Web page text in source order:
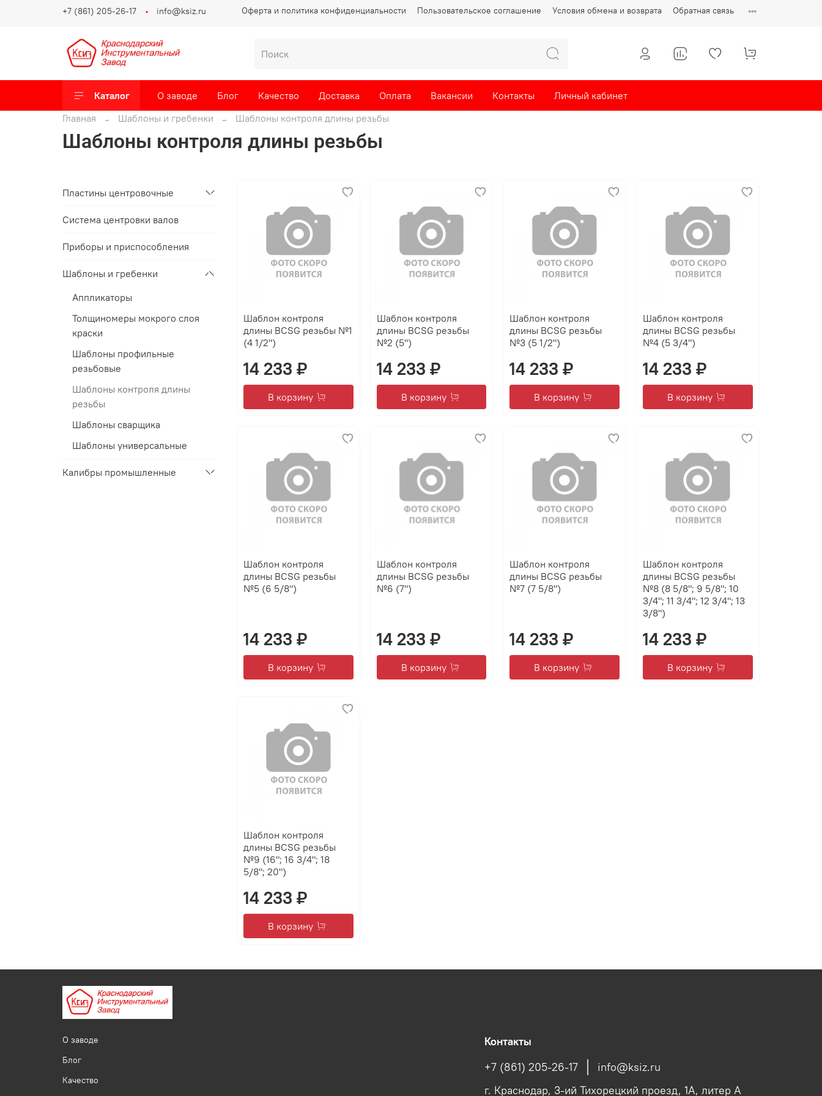
Оферта и политика конфиденциальности Пользовательское соглашение Условия обмена и возврата Обратная связь
+7 (861) 205-26-17 info@ksiz.ru
Каталог О заводе Блог Качество Доставка Оплата Вакансии Контакты
Личный кабинет
Главная
Шаблоны и гребенки Шаблоны контроля длины резьбы
Шаблоны контроля длины резьбы
Шаблон контроля
длины BCSG резьбы №1
(4 1/2")
14 233 ₽
В корзину
Шаблон контроля
длины BCSG резьбы
№2 (5")
14 233 ₽
В корзину
Шаблон контроля
длины BCSG резьбы
№3 (5 1/2")
14 233 ₽
В корзину
Шаблон контроля
длины BCSG резьбы
№4 (5 3/4")
14 233 ₽
В корзину
Шаблон контроля
длины BCSG резьбы
№5 (6 5/8")
14 233 ₽
В корзину
Шаблон контроля
длины BCSG резьбы
№6 (7")
14 233 ₽
В корзину
Шаблон контроля
длины BCSG резьбы
№7 (7 5/8")
14 233 ₽
В корзину
Шаблон контроля
длины BCSG резьбы
№8 (8 5/8"; 9 5/8"; 10
3/4"; 11 3/4"; 12 3/4"; 13
3/8")
14 233 ₽
В корзину
Шаблон контроля
длины BCSG резьбы
№9 (16"; 16 3/4"; 18
5/8"; 20")
14 233 ₽
В корзину
Пластины центровочные
Система центровки валов
Приборы и приспособления
Шаблоны и гребенки
Аппликаторы
Толщиномеры мокрого слоя
краски
Шаблоны профильные
резьбовые
Шаблоны контроля длины
резьбы
Шаблоны сварщика
Шаблоны универсальные
Калибры промышленные
О заводе
Блог
Качество
Контакты
+7 (861) 205-26-17
info@ksiz.ru
г. Краснодар, 3-ий Тихорецкий проезд, 1А, литер А